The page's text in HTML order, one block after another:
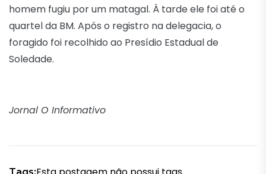
homem fugiu por um matagal. À tarde ele foi até o
quartel da BM. Após o registro na delegacia, o
foragido foi recolhido ao Presídio Estadual de
Soledade.
Jornal O Informativo